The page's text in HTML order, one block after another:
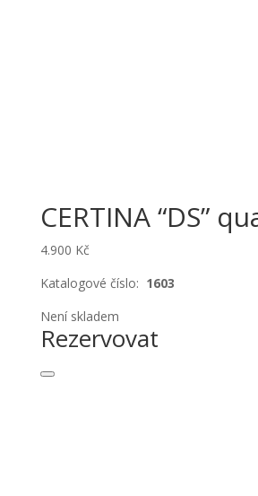
CERTINA “DS”
4.900 Kč
Katalogové číslo: 1603
Není skladem
Rezervovat